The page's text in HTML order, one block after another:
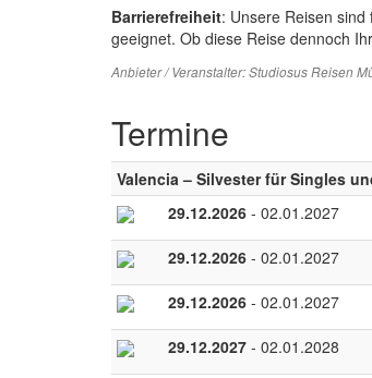
Barrierefreiheit: Unsere Reisen
geeignet. Ob diese Reise dennoch
Anbieter / Veranstalter:Studiosus Reisen
Termine
Valencia – Silvester für Singles
29.12.2026 - 02.01.2027
29.12.2026 - 02.01.2027
29.12.2026 - 02.01.2027
29.12.2027 - 02.01.2028